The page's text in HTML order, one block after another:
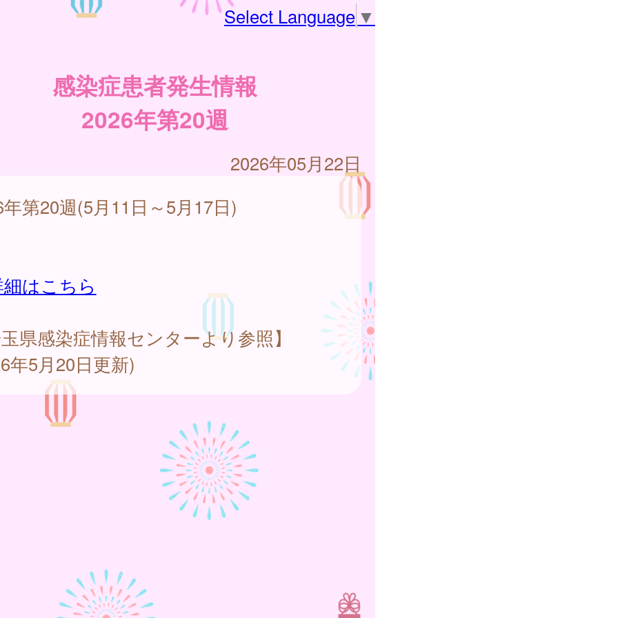
Select Language ▼
感染症患者発生情報
2026年第20週
2026年05月22日
第20週(5月11日～5月17日)
はこちら
県感染症情報センターより参照】
年5月20日更新)